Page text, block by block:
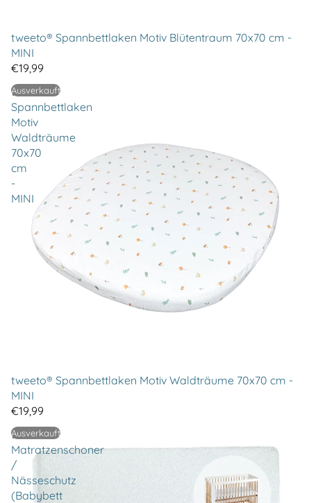
tweeto® Spannbettlaken Motiv Blütentraum 70x70 cm -
MINI
€19,99
tweeto®
Spannbettlaken
Motiv
Waldträume
70x70
cm
-
MINI
Ausverkauft
tweeto® Spannbettlaken Motiv Waldträume 70x70 cm -
MINI
€19,99
tweeto®
Matratzenschoner
/
Nässeschutz
(Babybett
Ausverkauft